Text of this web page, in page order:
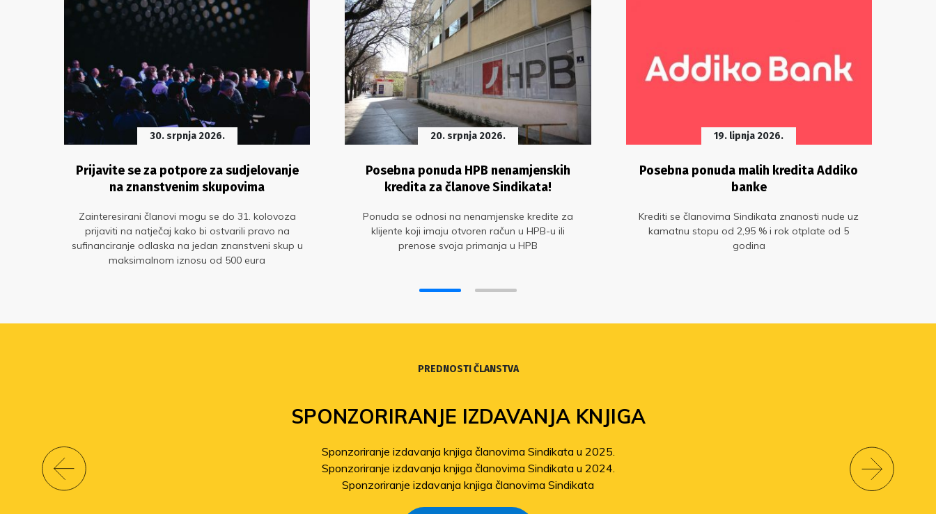
30. srpnja 2026.
Prijavite se za potpore za sudjelovanje
na znanstvenim skupovima
Zainteresirani članovi mogu se do 31. kolovoza
prijaviti na natječaj kako bi ostvarili pravo na
sufinanciranje odlaska na jedan znanstveni skup u
maksimalnom iznosu od 500 eura
20. srpnja 2026.
Posebna ponuda HPB nenamjenskih
kredita za članove Sindikata!
Ponuda se odnosi na nenamjenske kredite za
klijente koji imaju otvoren račun u HPB-u ili
prenose svoja primanja u HPB
19. lipnja 2026.
Posebna ponuda malih kredita Addiko
banke
Krediti se članovima Sindikata znanosti nude uz
kamatnu stopu od 2,95 % i rok otplate od 5
godina
PREDNOSTI ČLANSTVA
SPONZORIRANJE IZDAVANJA KNJIGA
Sponzoriranje izdavanja knjiga članovima Sindikata u 2025.
Sponzoriranje izdavanja knjiga članovima Sindikata u 2024.
Sponzoriranje izdavanja knjiga članovima Sindikata